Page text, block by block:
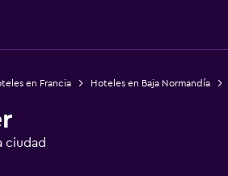
en Francia Hoteles en Baja Normandía
ciudad